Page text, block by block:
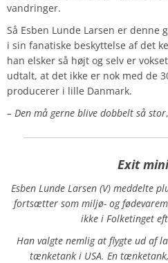
vandringer.
Så Esben Lunde Larsen er denne
i sin fanatiske beskyttelse af det
han elsker så højt og selv er
udtalt, at det ikke er nok med de
producerer i lille Danmark.
– Den må gerne blive dobbelt så stor
Exit
Esben Lunde Larsen (V) meddelte
fortsætter som miljø- og
ikke i Folketinget
Han valgte nemlig at flygte ud af
tænketank i USA. En